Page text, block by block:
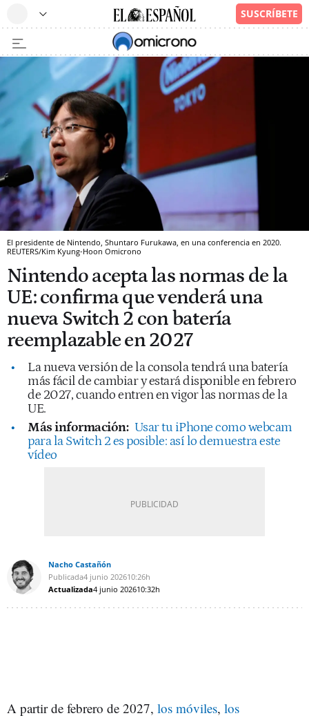
El presidente de Nintendo, Shuntaro Furukawa, en una conferencia en 2020.
REUTERS/Kim Kyung-Hoon Omicrono
Nintendo acepta las normas de la
UE: confirma que venderá una
nueva Switch 2 con batería
reemplazable en 2027
La nueva versión de la consola tendrá una batería
más fácil de cambiar y estará disponible en febrero
de 2027, cuando entren en vigor las normas de la
UE.
Más información: Usar tu iPhone como webcam
para la Switch 2 es posible: así lo demuestra este
vídeo
Nacho Castañón
Publicada4 junio 202610:26h
Actualizada4 junio 202610:32h
A partir de febrero de 2027, los móviles, los